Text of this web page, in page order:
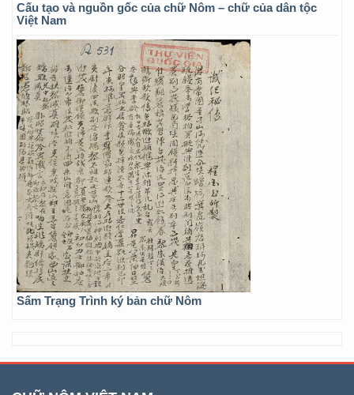
Cấu tạo và nguồn gốc của chữ Nôm – chữ của dân tộc
Việt Nam
Sấm Trạng Trình ký bản chữ Nôm